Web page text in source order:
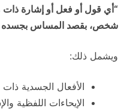
“أي قول أو فعل أو إشارة
شخص، بقصد المساس بجسده
ويشمل ذلك:
الأفعال الجسدية
الإيحاءات اللفظية